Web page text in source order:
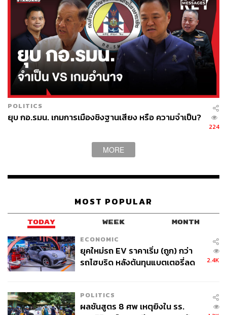
POLITICS
ยุบ กอ.รมน. เกมการเมืองชิงฐานเสียง หรือ ความจำเป็น?
224
MORE
MOST POPULAR
TODAY WEEK MONTH
ECONOMIC
ยุคใหม่รถ EV ราคาเริ่ม (ถูก) กว่า
รถไฮบริด หลังต้นทุนแบตเตอรี่ลด
2.4K
POLITICS
ผลชันสูตร 8 ศพ เหตุยิงใน รร.